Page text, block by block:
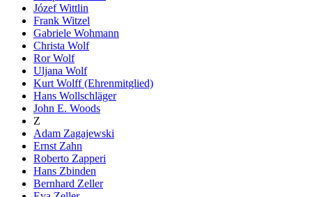
Józef Wittlin
Frank Witzel
Gabriele Wohmann
Christa Wolf
Ror Wolf
Uljana Wolf
Kurt Wolff (Ehrenmitglied)
Hans Wollschläger
John E. Woods
Z
Adam Zagajewski
Ernst Zahn
Roberto Zapperi
Hans Zbinden
Bernhard Zeller